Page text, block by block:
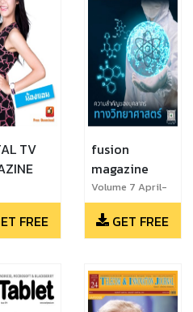
TV
FREE
fusion
magazine
Volume 7 April-
June
GET FREE